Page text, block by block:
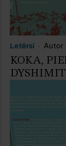
Letërsi Autor
KOKA,